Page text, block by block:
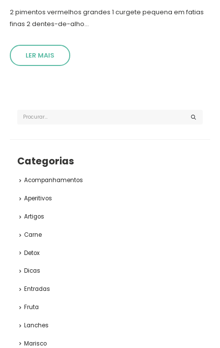
2 pimentos vermelhos grandes 1 curgete pequena em fatias
finas 2 dentes-de-alho...
LER MAIS
Categorias
Acompanhamentos
Aperitivos
Artigos
Carne
Detox
Dicas
Entradas
Fruta
Lanches
Marisco